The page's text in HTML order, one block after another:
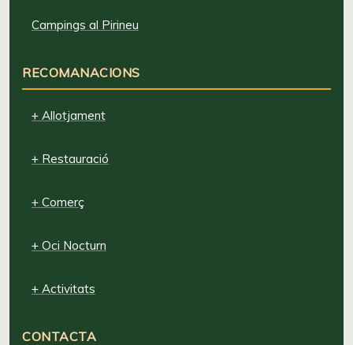
Campings al Pirineu
RECOMANACIONS
+ Allotjament
+ Restauració
+ Comerç
+ Oci Nocturn
+ Activitats
CONTACTA